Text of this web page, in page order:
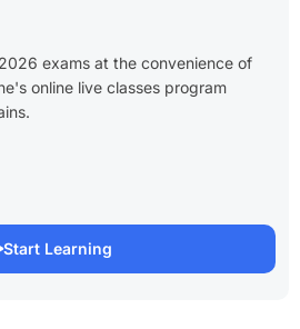
exams at the convenience of
online live classes program
Start Learning